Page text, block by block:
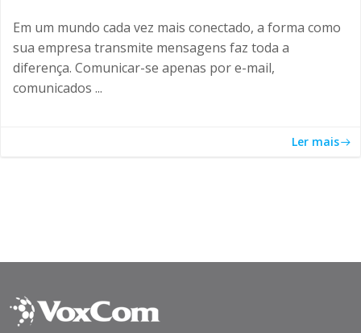
Em um mundo cada vez mais conectado, a forma como
sua empresa transmite mensagens faz toda a
diferença. Comunicar-se apenas por e-mail,
comunicados ...
Ler mais